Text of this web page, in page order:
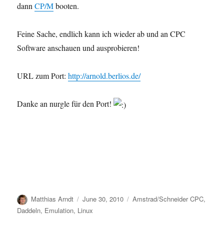
dannCP/Mbooten.
Feine Sache, endlich kann ich wieder ab und an CPC
Software anschauen und ausprobieren!
URL zum Port:http://arnold.berlios.de/
Danke an nurgle für den Port!
Author
Matthias Arndt
Posted
on
June 30, 2010 Categories
Amstrad/Schneider CPC,
Daddeln, Emulation, Linux